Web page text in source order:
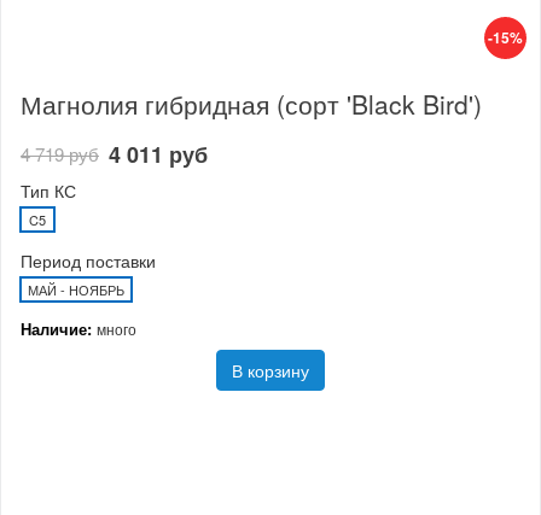
-15%
Магнолия гибридная (сорт 'Black Bird')
4 719 руб 4 011 руб
Тип КС
C5
Период поставки
МАЙ - НОЯБРЬ
Наличие: много
В корзину